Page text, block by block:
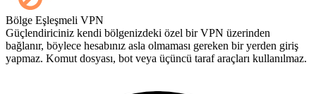
Evet; her maç bittiğinde kontrol panelinizde görünür. Eğer oyunları
bizzat izlemek isterseniz, ödeme sırasında Yayın İzleme (Streaming)
seçeneğini ekleyin.
Bölge Eşleşmeli VPN
Güçlendiriciniz kendi bölgenizdeki özel bir VPN üzerinden
bağlanır, böylece hesabınız asla olmaması gereken bir yerden giriş
yapmaz. Komut dosyası, bot veya üçüncü taraf araçları kullanılmaz.